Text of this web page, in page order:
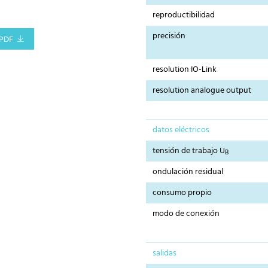
reproductibilidad
precisión
resolution IO-Link
resolution analogue output
datos eléctricos
tensión de trabajo UB
ondulación residual
consumo propio
modo de conexión
salidas